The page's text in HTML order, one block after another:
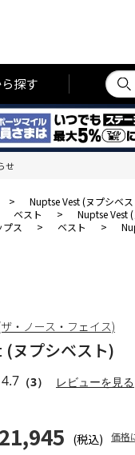
探す
せ
>
Nuptse Vest (ヌプシベ
ベスト >
Nuptse Vest
プス > ベスト >
ヌプシベスト)
4.7 （3） レビューを見る
(税込) 価格
ザ・ノース・フェイス)